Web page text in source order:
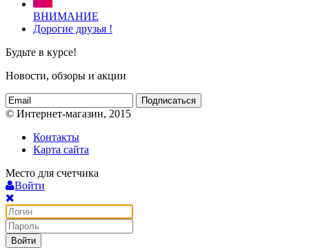
ВНИМАНИЕ
Дорогие друзья !
Будьте в курсе!
Новости, обзоры и акции
Подписаться
© Интернет-магазин, 2015
Контакты
Карта сайта
Место для счетчика
Войти
Войти